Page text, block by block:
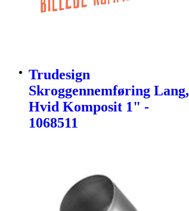
Trudesign
Skroggennemføring Lang,
Hvid Komposit 1" -
1068511